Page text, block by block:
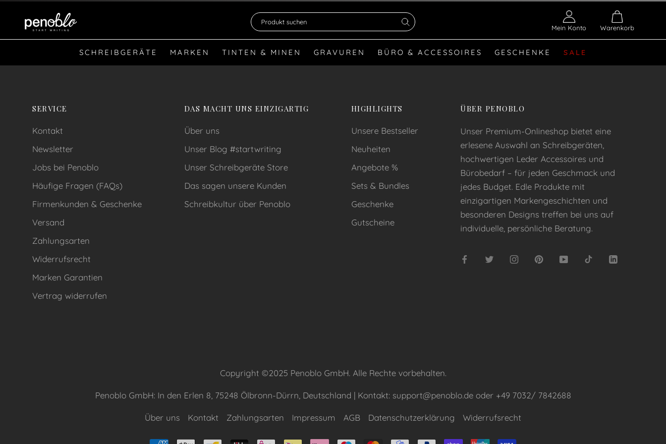
SCHREIBGERÄTE MARKEN TINTEN & MINEN GRAVUREN BÜRO & ACCESSOIRES GESCHENKE SALE
Produkt suchen
Mein Konto Warenkorb
SERVICE
Kontakt
Newsletter
Jobs bei Penoblo
Häufige Fragen (FAQs)
Firmenkunden & Geschenke
Versand
Zahlungsarten
Widerrufsrecht
Marken Garantien
Vertrag widerrufen
DAS MACHT UNS EINZIGARTIG
Über uns
Unser Blog #startwriting
Unser Schreibgeräte Store
Das sagen unsere Kunden
Schreibkultur über Penoblo
HIGHLIGHTS
Unsere Bestseller
Neuheiten
Angebote %
Sets & Bundles
Geschenke
Gutscheine
ÜBER PENOBLO
Unser Premium-Onlineshop bietet eine
erlesene Auswahl an Schreibgeräten,
hochwertigen Leder Accessoires und
Bürobedarf – für jeden Geschmack und
jedes Budget. Edle Produkte mit
einzigartigen Markengeschichten und
besonderen Designs treffen bei uns auf
individuelle, persönliche Beratung.
Copyright ©2025 Penoblo GmbH. Alle Rechte vorbehalten.
Penoblo GmbH: In den Erlen 8, 75248 Ölbronn-Dürrn, Deutschland | Kontakt: support@penoblo.de oder +49 7032/ 7842688
Über uns Kontakt Zahlungsarten Impressum AGB Datenschutzerklärung Widerrufsrecht